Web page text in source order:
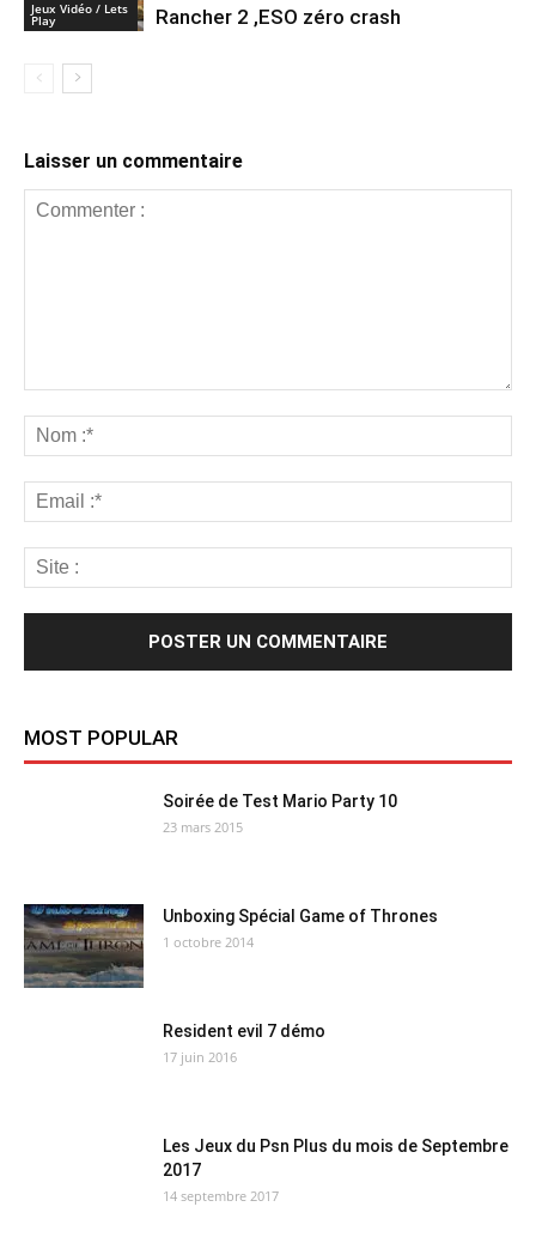
Jeux Vidéo / Lets
Play
Rancher 2 ,ESO zéro crash
Laisser un commentaire
MOST POPULAR
Soirée de Test Mario Party 10
23 mars 2015
Unboxing Spécial Game of Thrones
1 octobre 2014
Resident evil 7 démo
17 juin 2016
Les Jeux du Psn Plus du mois de Septembre
2017
14 septembre 2017